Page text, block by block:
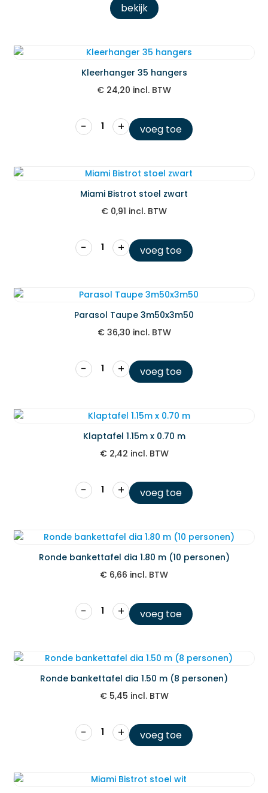
bekijk
Kleerhanger 35 hangers
€ 24,20 incl. BTW
− + voeg toe
Miami Bistrot stoel zwart
€ 0,91 incl. BTW
− + voeg toe
Parasol Taupe 3m50x3m50
€36,30 incl. BTW
− + voeg toe
Klaptafel 1.15m x 0.70 m
€2,42 incl. BTW
− + voeg toe
Ronde bankettafel dia 1.80 m (10 personen)
€ 6,66 incl. BTW
− + voeg toe
Ronde bankettafel dia 1.50 m (8 personen)
€5,45 incl. BTW
− + voeg toe